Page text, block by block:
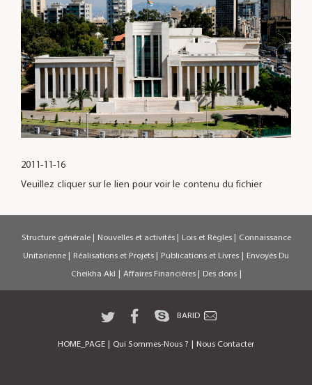
2011-11-16
Veuillez cliquer sur le lien pour voir le contenu du fichier
Structure générale | Nouvelles et activités | Lois et Règles | Connaissance
Unitarienne | Réalisations et Projets | Publications et Livres | Envoyés Du
Cheikha Akl | Affaires Financières | Des dons |
BARID
HOME_PAGE | Qui Sommes-Nous ? | Nous Contacter